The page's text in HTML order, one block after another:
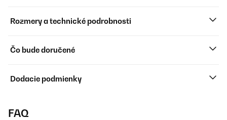
Rozmery a technické podrobnosti
Čo bude doručené
Dodacie podmienky
FAQ